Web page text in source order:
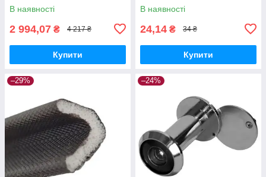
В наявності
2 994,07 ₴ 4 217 ₴
Купити
В наявності
24,14 ₴ 34 ₴
Купити
–29% –24%